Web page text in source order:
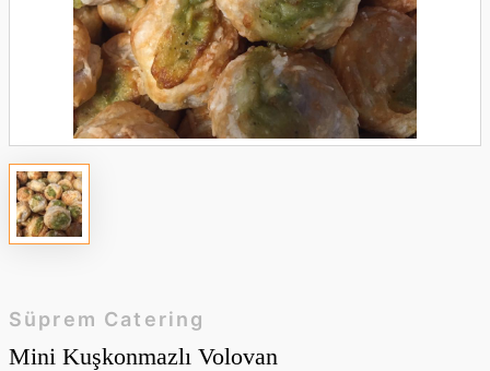
Süprem Catering
Mini Kuşkonmazlı Volovan